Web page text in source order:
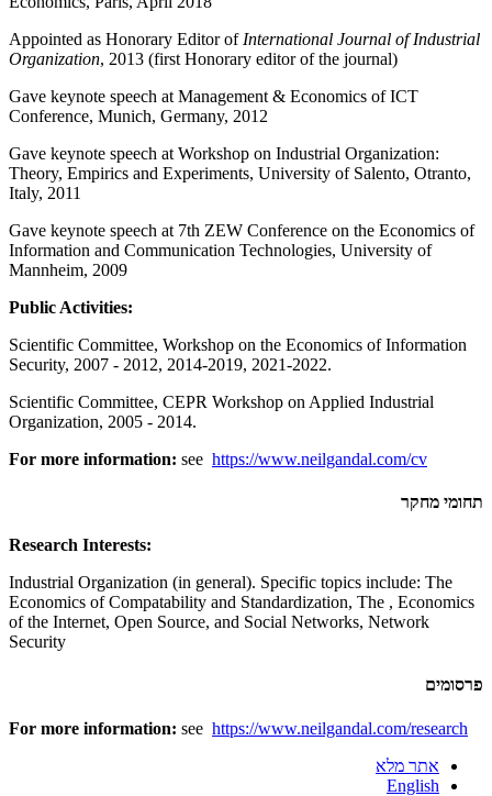
Appointed as Honorary Editor of International Journal of Industrial
Organization, 2013 (first Honorary editor of the journal)
Gave keynote speech at Management & Economics of ICT
Conference, Munich, Germany, 2012
Gave keynote speech at Workshop on Industrial Organization:
Theory, Empirics and Experiments, University of Salento, Otranto,
Italy, 2011
Gave keynote speech at 7th ZEW Conference on the Economics of
Information and Communication Technologies, University of
Mannheim, 2009
Public Activities:
Scientific Committee, Workshop on the Economics of Information
Security, 2007 - 2012, 2014-2019, 2021-2022.
Scientific Committee, CEPR Workshop on Applied Industrial
Organization, 2005 - 2014.
For more information: see https://www.neilgandal.com/cv
תחומי מחקר
Research Interests:
Industrial Organization (in general). Specific topics include: The
Economics of Compatability and Standardization, The , Economics
of the Internet, Open Source, and Social Networks, Network
Security
פרסומים
For more information: see https://www.neilgandal.com/research
אתר מלא
English